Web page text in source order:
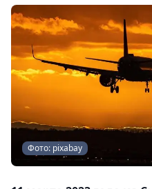
Фото: pixabay